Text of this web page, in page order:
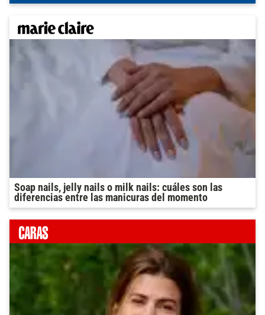
Soap nails, jelly nails o milk nails: cuáles son las
diferencias entre las manicuras del momento